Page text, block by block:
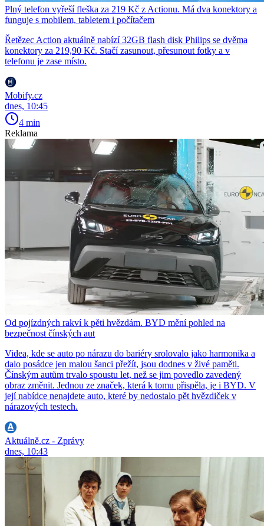
Plný telefon vyřeší fleška za 219 Kč z Actionu. Má dva konektory a
funguje s mobilem, tabletem i počítačem
Řetězec Action aktuálně nabízí 32GB flash disk Philips se dvěma
konektory za 219,90 Kč. Stačí zasunout, přesunout fotky a v
telefonu je zase místo.
Mobify.cz
dnes, 10:45
4 min
Reklama
Od pojízdných rakví k pěti hvězdám. BYD mění pohled na
bezpečnost čínských aut
Videa, kde se auto po nárazu do bariéry srolovalo jako harmonika a
dalo posádce jen malou šanci přežít, jsou dodnes v živé paměti.
Čínským autům trvalo spoustu let, než se jim povedlo zavedený
obraz změnit. Jednou ze značek, která k tomu přispěla, je i BYD. V
její nabídce nenajdete auto, které by nedostalo pět hvězdiček v
nárazových testech.
Aktuálně.cz - Zprávy
dnes, 10:43